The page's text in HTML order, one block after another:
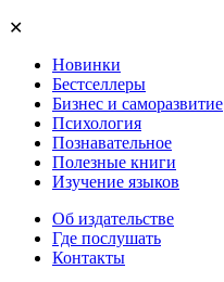
✕
Новинки
Бестселлеры
Бизнес и саморазвитие
Психология
Познавательное
Полезные книги
Изучение языков
Об издательстве
Где послушать
Контакты